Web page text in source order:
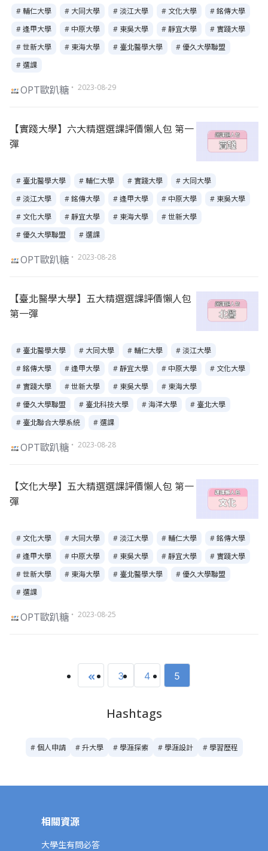
# 輔仁大學 # 大同大學 # 淡江大學 # 文化大學
# 銘傳大學
# 逢甲大學
# 中原大學 # 東吳大學 # 靜宜大學
# 實踐大學
# 世新大學
# 東海大學 # 臺北醫學大學
# 優久大學聯盟
# 選課
OPT歐趴糖 ・ 2023-08-29
【實踐大學】六大精選選課評價懶人包 第一
彈
# 臺北醫學大學 # 輔仁大學 # 實踐大學
# 大同大學
# 淡江大學
# 銘傳大學 # 逢甲大學 # 中原大學
# 東吳大學
# 文化大學
# 靜宜大學 # 東海大學
# 世新大學
# 優久大學聯盟
# 選課
OPT歐趴糖 ・ 2023-08-28
【臺北醫學大學】五大精選選課評價懶人包
第一彈
# 臺北醫學大學 # 大同大學 # 輔仁大學
# 淡江大學
# 銘傳大學
# 逢甲大學 # 靜宜大學 # 中原大學
# 文化大學
# 實踐大學
# 世新大學 # 東吳大學
# 東海大學
# 優久大學聯盟
# 臺北科技大學 # 海洋大學
# 臺北大學
# 臺北聯合大學系統
# 選課
OPT歐趴糖 ・ 2023-08-28
【文化大學】五大精選選課評價懶人包 第一
彈
# 文化大學 # 大同大學 # 淡江大學 # 輔仁大學
# 銘傳大學
# 逢甲大學
# 中原大學 # 東吳大學 # 靜宜大學
# 實踐大學
# 世新大學
# 東海大學 # 臺北醫學大學
# 優久大學聯盟
# 選課
OPT歐趴糖 ・ 2023-08-25
3 4 5
Hashtags
# 個人申請 # 升大學 # 學涯探索 # 學涯設計 # 學習歷程
相關資源
大學生有問必答